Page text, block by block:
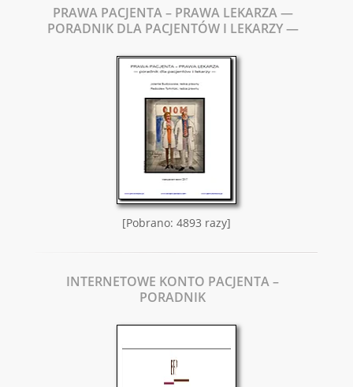
PRAWA PACJENTA – PRAWA LEKARZA —
PORADNIK DLA PACJENTÓW I LEKARZY —
[Pobrano: 4893 razy]
INTERNETOWE KONTO PACJENTA –
PORADNIK